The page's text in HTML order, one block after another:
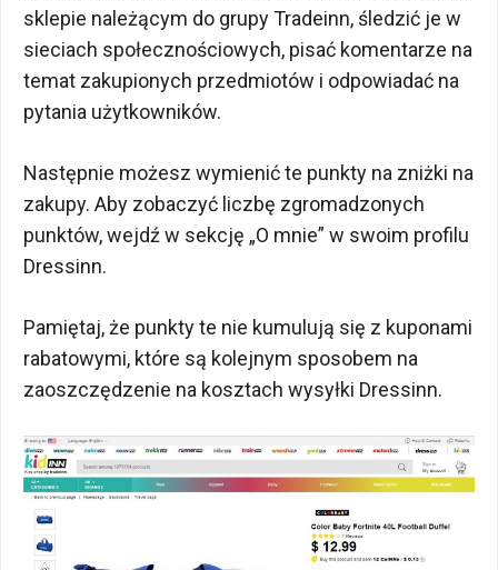
sklepie należącym do grupy Tradeinn, śledzić je w
sieciach społecznościowych, pisać komentarze na
temat zakupionych przedmiotów i odpowiadać na
pytania użytkowników.
Następnie możesz wymienić te punkty na zniżki na
zakupy. Aby zobaczyć liczbę zgromadzonych
punktów, wejdź w sekcję „O mnie” w swoim profilu
Dressinn.
Pamiętaj, że punkty te nie kumulują się z kuponami
rabatowymi, które są kolejnym sposobem na
zaoszczędzenie na kosztach wysyłki Dressinn.